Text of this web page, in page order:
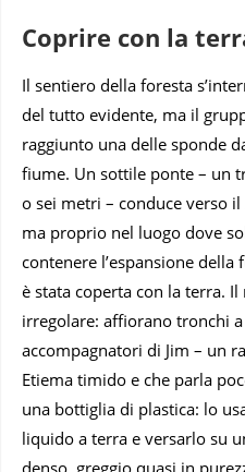
Coprire con la
Il sentiero della foresta
del tutto evidente, ma il
raggiunto una delle sponde
fiume. Un sottile ponte – un
o sei metri – conduce verso
ma proprio nel luogo dove
contenere l’espansione della
è stata coperta con la terra.
irregolare: affiorano tronchi
accompagnatori di Jim – un
Etiema timido e che parla
una bottiglia di plastica: lo
liquido a terra e versarlo su
denso, greggio quasi in